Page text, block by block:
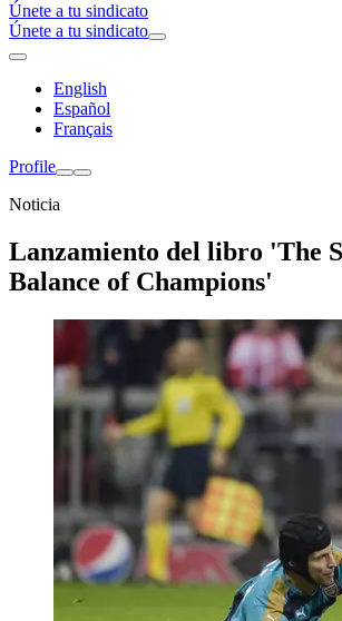
Únete a tu sindicato
Únete a tu sindicato
English
Español
Français
Profile
Noticia
Lanzamiento del libro 'The
Balance of Champions'